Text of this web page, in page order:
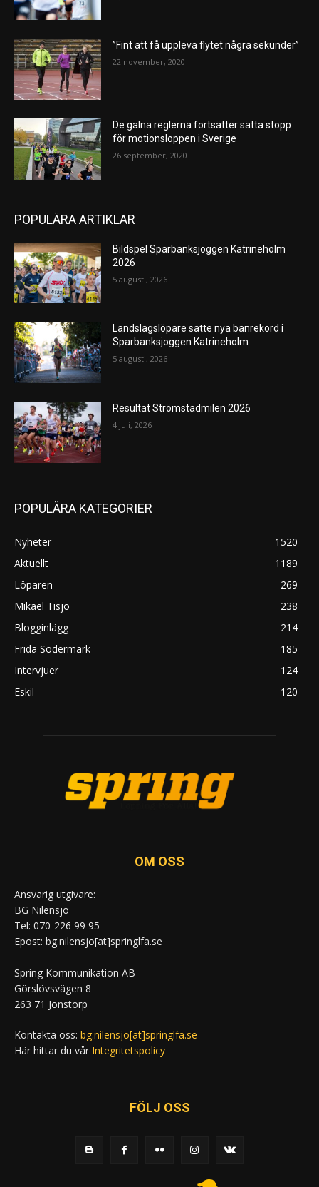
”Fint att få uppleva flytet några sekunder”
22 november, 2020
De galna reglerna fortsätter sätta stopp
för motionsloppen i Sverige
26 september, 2020
POPULÄRA ARTIKLAR
Bildspel Sparbanksjoggen Katrineholm
2026
5 augusti, 2026
Landslagslöpare satte nya banrekord i
Sparbanksjoggen Katrineholm
5 augusti, 2026
Resultat Strömstadmilen 2026
4 juli, 2026
POPULÄRA KATEGORIER
Nyheter
1520
Aktuellt
1189
Löparen
269
Mikael Tisjö
238
Blogginlägg
214
Frida Södermark
185
Intervjuer
124
Eskil
120
OM OSS
Ansvarig utgivare:
BG Nilensjö
Tel: 070-226 99 95
Epost: bg.nilensjo[at]springlfa.se
Spring Kommunikation AB
Görslövsvägen 8
263 71 Jonstorp
Kontakta oss: bg.nilensjo[at]springlfa.se
Här hittar du vår Integritetspolicy
FÖLJ OSS